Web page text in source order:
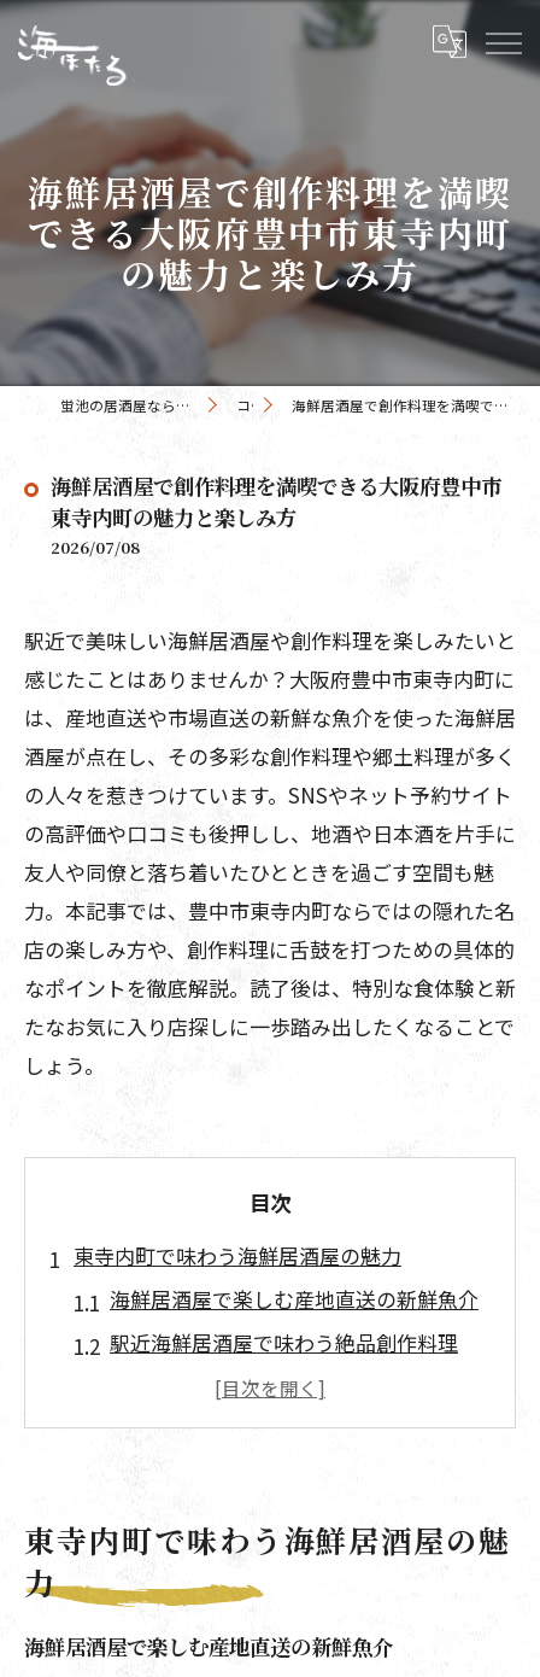
海鮮居酒屋で創作料理を満喫
できる大阪府豊中市東寺内町
の魅力と楽しみ方
蛍池の居酒屋なら海鮮網焼き 海ほたる 蛍池店 コラム 海鮮居酒屋で創作料理を満喫できる大阪府豊中市東寺内町の魅力と楽しみ方
海鮮居酒屋で創作料理を満喫できる大阪府豊中市
東寺内町の魅力と楽しみ方
2026/07/08
駅近で美味しい海鮮居酒屋や創作料理を楽しみたいと
感じたことはありませんか？大阪府豊中市東寺内町に
は、産地直送や市場直送の新鮮な魚介を使った海鮮居
酒屋が点在し、その多彩な創作料理や郷土料理が多く
の人々を惹きつけています。SNSやネット予約サイト
の高評価や口コミも後押しし、地酒や日本酒を片手に
友人や同僚と落ち着いたひとときを過ごす空間も魅
力。本記事では、豊中市東寺内町ならではの隠れた名
店の楽しみ方や、創作料理に舌鼓を打つための具体的
なポイントを徹底解説。読了後は、特別な食体験と新
たなお気に入り店探しに一歩踏み出したくなることで
しょう。
目次
東寺内町で味わう海鮮居酒屋の魅力
海鮮居酒屋で楽しむ産地直送の新鮮魚介
駅近海鮮居酒屋で味わう絶品創作料理
豊中の海鮮居酒屋で人気の郷土料理を満
喫
さかなの美味しいお店を海鮮居酒屋で体
海鮮居酒屋で味わうこだわりの季節限定
メニュー
創作料理が織りなす豊かなひととき
東寺内町で味わう海鮮居酒屋の魅
力
海鮮居酒屋で楽しむ産地直送の新鮮魚介